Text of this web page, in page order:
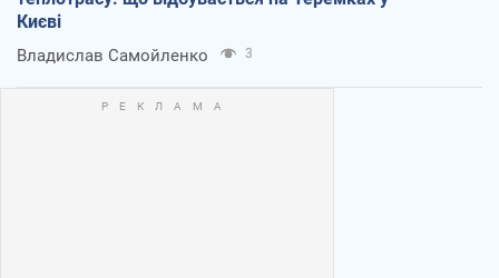
Києві
Владислав Самойленко 3